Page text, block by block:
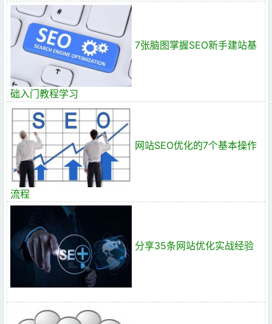
7张脑图掌握SEO新手建站基
础入门教程学习
网站SEO优化的7个基本操作
流程
分享35条网站优化实战经验